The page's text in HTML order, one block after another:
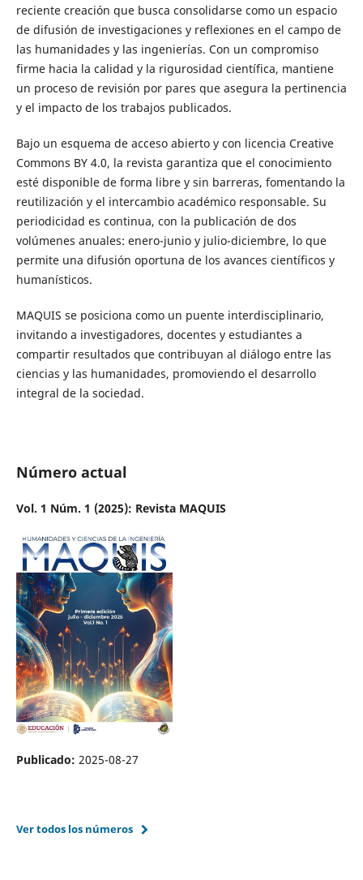
reciente creación que busca consolidarse como un espacio
de difusión de investigaciones y reflexiones en el campo de
las humanidades y las ingenierías. Con un compromiso
firme hacia la calidad y la rigurosidad científica, mantiene
un proceso de revisión por pares que asegura la pertinencia
y el impacto de los trabajos publicados.
Bajo un esquema de acceso abierto y con licencia Creative
Commons BY 4.0, la revista garantiza que el conocimiento
esté disponible de forma libre y sin barreras, fomentando la
reutilización y el intercambio académico responsable. Su
periodicidad es continua, con la publicación de dos
volúmenes anuales: enero-junio y julio-diciembre, lo que
permite una difusión oportuna de los avances científicos y
humanísticos.
MAQUIS se posiciona como un puente interdisciplinario,
invitando a investigadores, docentes y estudiantes a
compartir resultados que contribuyan al diálogo entre las
ciencias y las humanidades, promoviendo el desarrollo
integral de la sociedad.
Número actual
Vol. 1 Núm. 1 (2025): Revista MAQUIS
Publicado: 2025-08-27
Ver todos los números